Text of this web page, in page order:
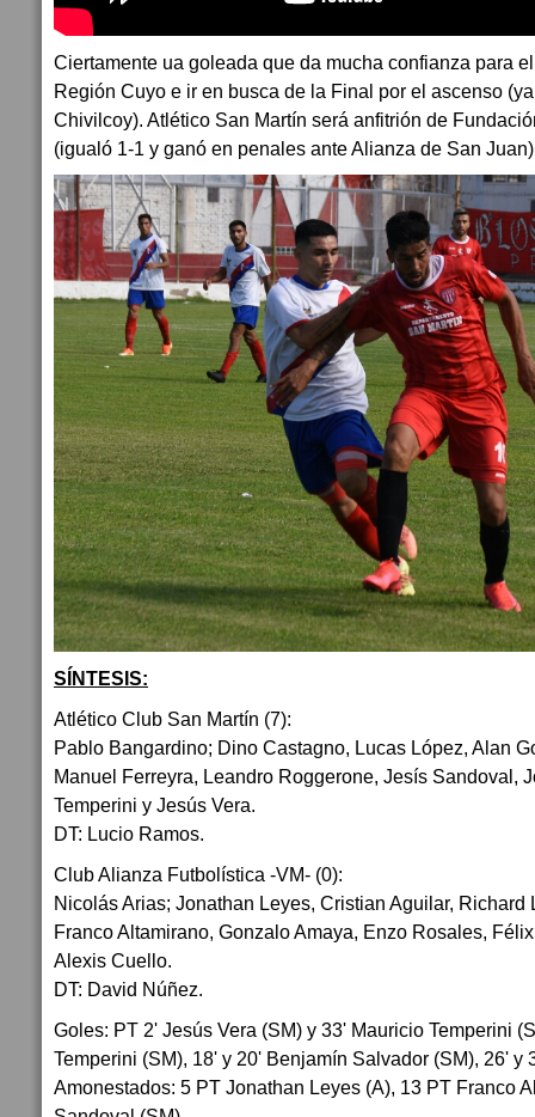
Ciertamente ua goleada que da mucha confianza para
Región Cuyo e ir en busca de la Final por el ascenso
Chivilcoy). Atlético San Martín será anfitrión de
(igualó 1-1 y ganó en penales ante Alianza de San
SÍNTESIS:
Atlético Club San Martín (7):
Pablo Bangardino; Dino Castagno, Lucas López, Alan
Manuel Ferreyra, Leandro Roggerone, Jesís Sandoval,
Temperini y Jesús Vera.
DT: Lucio Ramos.
Club Alianza Futbolística -VM- (0):
Nicolás Arias; Jonathan Leyes, Cristian Aguilar, Richard
Franco Altamirano, Gonzalo Amaya, Enzo Rosales,
Alexis Cuello.
DT: David Núñez.
Goles: PT 2' Jesús Vera (SM) y 33' Mauricio Temperini
Temperini (SM), 18' y 20' Benjamín Salvador (SM), 26' y
Amonestados: 5 PT Jonathan Leyes (A), 13 PT Franco